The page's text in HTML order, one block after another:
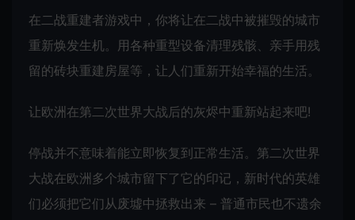
在二战重建者游戏中，你将让在二战中被摧毁的城市
重新焕发生机。用各种重型设备清理残骸、亲手用残
留的砖块重建房屋等，让人们重新开始幸福的生活。
让欧洲在第二次世界大战后的灰烬中重新站起来吧!
停战并不意味着能立即恢复到正常生活。第二次世界
大战在欧洲多个城市留下了它的印记，新时代的英雄
们必须把它们从废墟中拯救出来 – 普通市民也不遗余